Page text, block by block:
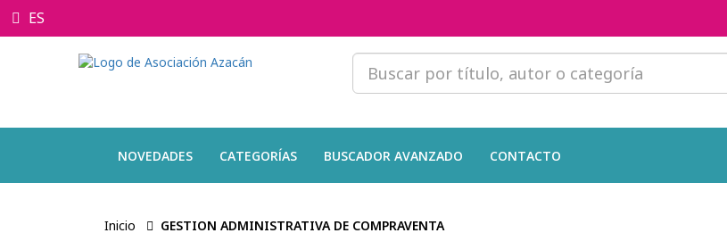
ES
NOVEDADES CATEGORÍAS BUSCADOR AVANZADO CONTACTO
Inicio GESTION ADMINISTRATIVA DE COMPRAVENTA